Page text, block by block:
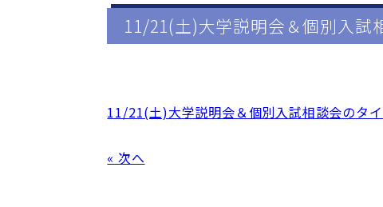
11/21(土)大学説明会＆個別入試
11/21(土)大学説明会＆個別入試相談会のタ
« 次へ